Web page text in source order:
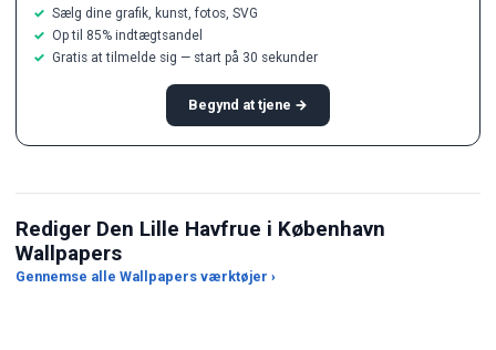
Sælg dine grafik, kunst, fotos, SVG
Op til 85% indtægtsandel
Gratis at tilmelde sig — start på 30 sekunder
Begynd at tjene →
Rediger Den Lille Havfrue i København
Wallpapers
Gennemse alle Wallpapers værktøjer ›
Beskæring efter
billedformat
JPG til PNG-konverter